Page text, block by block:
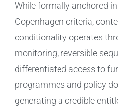
While formally anchored
Copenhagen criteria,
conditionality operates
monitoring, reversible
differentiated access to
programmes and policy
generating a credible